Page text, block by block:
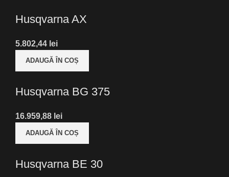
Husqvarna AX
5.802,44 lei
ADAUGĂ ÎN COȘ
Husqvarna BG 375
16.959,88 lei
ADAUGĂ ÎN COȘ
Husqvarna BE 30